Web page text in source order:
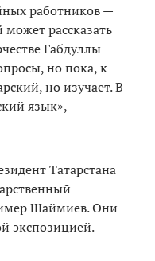
работников —
рассказать
Габдуллы
но пока, к
но изучает. В
язык», —
Татарстана
Шаймиев. Они
экспозицией.